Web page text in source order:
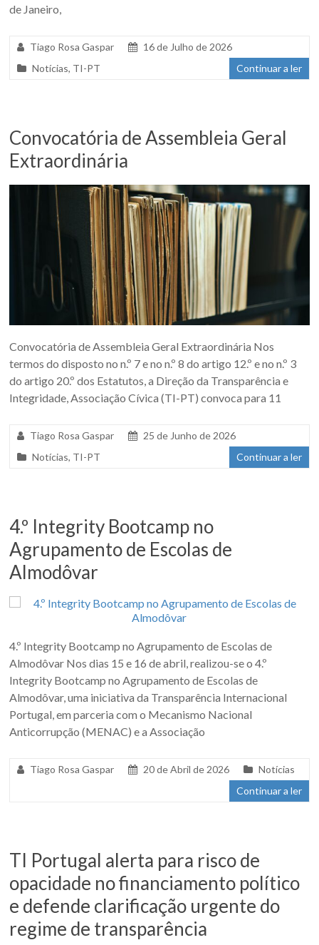
de Janeiro,
Tiago Rosa Gaspar
16 de Julho de 2026
Notícias, TI-PT Continuar a ler
Convocatória de Assembleia Geral
Extraordinária
Convocatória de Assembleia Geral Extraordinária Nos
termos do disposto no n.º 7 e no n.º 8 do artigo 12.º e no n.º 3
do artigo 20.º dos Estatutos, a Direção da Transparência e
Integridade, Associação Cívica (TI-PT) convoca para 11
Tiago Rosa Gaspar
25 de Junho de 2026
Notícias, TI-PT Continuar a ler
4.º Integrity Bootcamp no
Agrupamento de Escolas de
Almodôvar
4.º Integrity Bootcamp no Agrupamento de Escolas de
Almodôvar Nos dias 15 e 16 de abril, realizou-se o 4.º
Integrity Bootcamp no Agrupamento de Escolas de
Almodôvar, uma iniciativa da Transparência Internacional
Portugal, em parceria com o Mecanismo Nacional
Anticorrupção (MENAC) e a Associação
Tiago Rosa Gaspar 20 de Abril de 2026
Notícias
Continuar a ler
TI Portugal alerta para risco de
opacidade no financiamento político
e defende clarificação urgente do
regime de transparência